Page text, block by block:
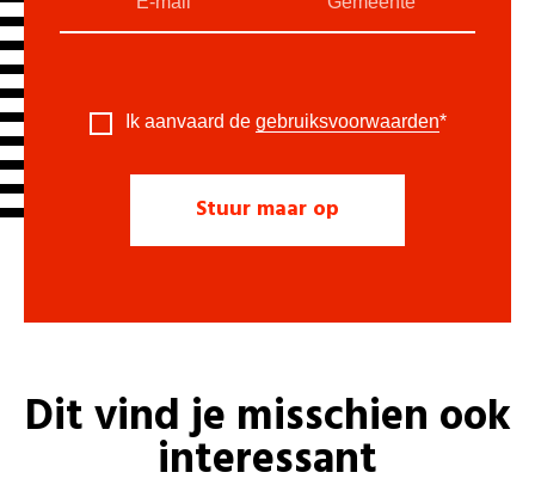
Ik aanvaard de gebruiksvoorwaarden*
Dit vind je misschien ook
interessant